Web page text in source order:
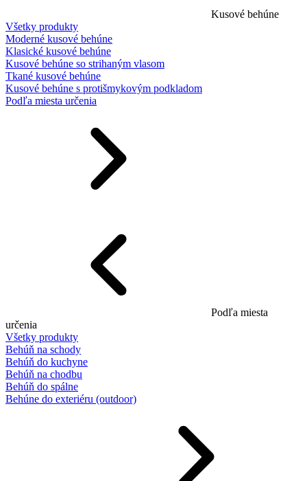
Kusové behúne
Všetky produkty
Moderné kusové behúne
Klasické kusové behúne
Kusové behúne so strihaným vlasom
Tkané kusové behúne
Kusové behúne s protišmykovým podkladom
Podľa miesta určenia
Podľa miesta
určenia
Všetky produkty
Behúň na schody
Behúň do kuchyne
Behúň na chodbu
Behúň do spálne
Behúne do exteriéru (outdoor)